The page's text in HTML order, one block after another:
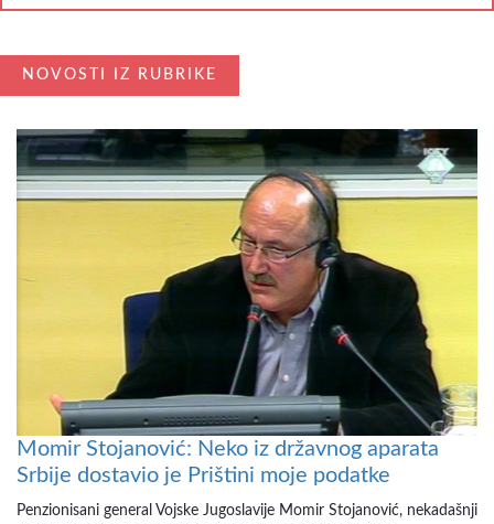
NOVOSTI IZ RUBRIKE
Momir Stojanović: Neko iz državnog aparata
Srbije dostavio je Prištini moje podatke
Penzionisani general Vojske Jugoslavije Momir Stojanović, nekadašnji